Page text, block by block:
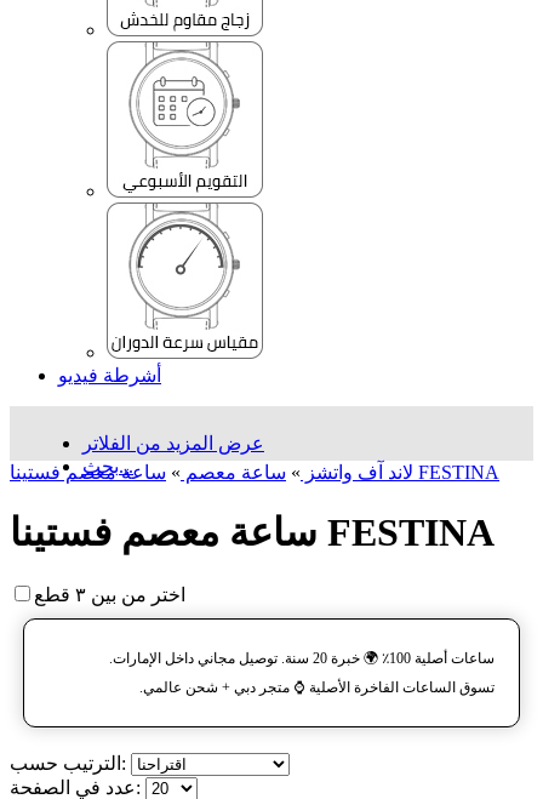
أشرطة فيديو
عرض المزيد من الفلاتر
بحث...
لاند آف واتشز » ساعة معصم » ساعة معصم فستینا FESTINA
ساعة معصم فستینا FESTINA
اختر من بين ٣ قطع
ساعات أصلية 100٪ 🌍 خبرة 20 سنة. توصيل مجاني داخل الإمارات.
تسوق الساعات الفاخرة الأصلية ⌚️ متجر دبي + شحن عالمي.
الترتيب حسب:
عدد في الصفحة: